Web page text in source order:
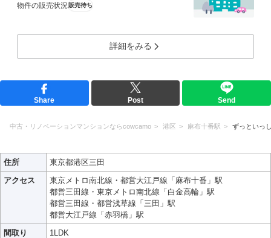
物件の販売状況 販売待ち
詳細をみる
Share Post Send
中古・リノベーションマンションならcowcamo 港区 麻布十番駅 ずっといっ
住所
東京都港区三田
アクセス
東京メトロ南北線・都営大江戸線「麻布十番」駅
都営三田線・東京メトロ南北線「白金高輪」駅
都営三田線・都営浅草線「三田」駅
都営大江戸線「赤羽橋」駅
間取り
1LDK